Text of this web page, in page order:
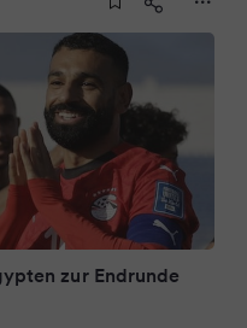
zur Endrunde